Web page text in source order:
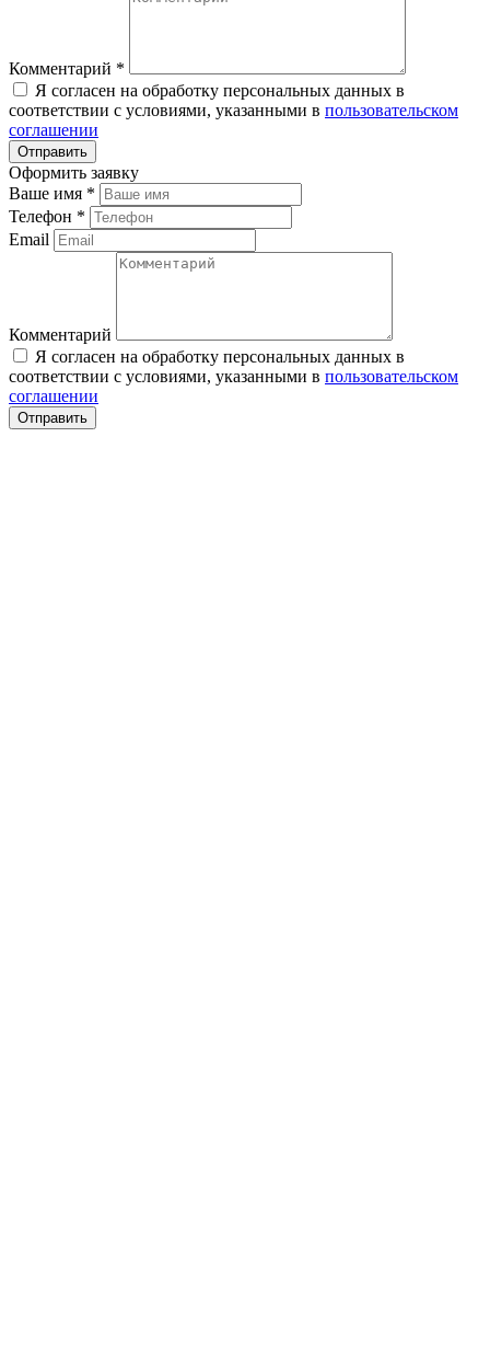
Комментарий *
Я согласен на обработку персональных данных в
соответствии с условиями, указанными в пользовательском
соглашении
Оформить заявку
Ваше имя *
Телефон *
Email
Комментарий
Я согласен на обработку персональных данных в
соответствии с условиями, указанными в пользовательском
соглашении